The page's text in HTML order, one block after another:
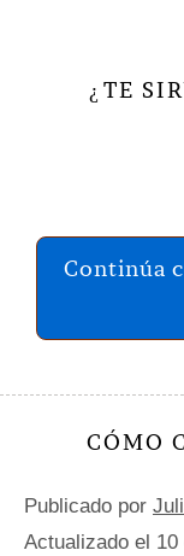
¿ TE
Continúa
CÓMO
Publicado por
Actualizado el